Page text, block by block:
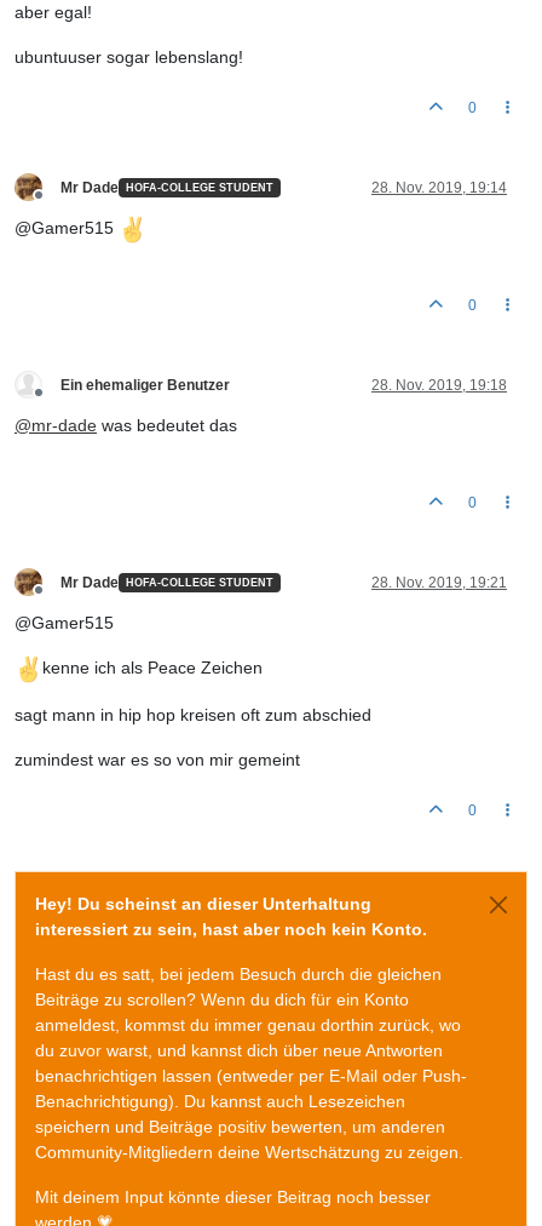
aber egal!
ubuntuuser sogar lebenslang!
0
Mr Dade HOFA-COLLEGE STUDENT 28. Nov. 2019, 19:14
@Gamer515
0
Ein ehemaliger Benutzer 28. Nov. 2019, 19:18
@mr-dade was bedeutet das
0
Mr Dade HOFA-COLLEGE STUDENT 28. Nov. 2019, 19:21
@Gamer515
kenne ich als Peace Zeichen
sagt mann in hip hop kreisen oft zum abschied
zumindest war es so von mir gemeint
0
Hey! Du scheinst an dieser Unterhaltung
interessiert zu sein, hast aber noch kein Konto.
Hast du es satt, bei jedem Besuch durch die gleichen
Beiträge zu scrollen? Wenn du dich für ein Konto
anmeldest, kommst du immer genau dorthin zurück, wo
du zuvor warst, und kannst dich über neue Antworten
benachrichtigen lassen (entweder per E-Mail oder Push-
Benachrichtigung). Du kannst auch Lesezeichen
speichern und Beiträge positiv bewerten, um anderen
Community-Mitgliedern deine Wertschätzung zu zeigen.
Mit deinem Input könnte dieser Beitrag noch besser